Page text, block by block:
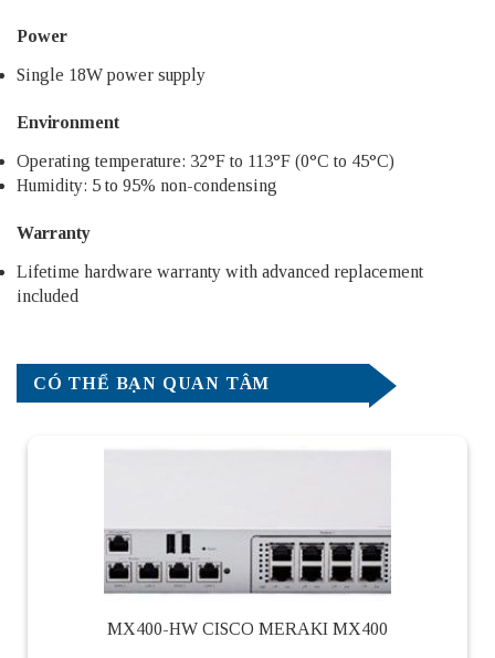
Power
Single 18W power supply
Environment
Operating temperature: 32°F to 113°F (0°C to 45°C)
Humidity: 5 to 95% non-condensing
Warranty
Lifetime hardware warranty with advanced replacement
included
CÓ THỂ BẠN QUAN TÂM
MX400-HW CISCO MERAKI MX400